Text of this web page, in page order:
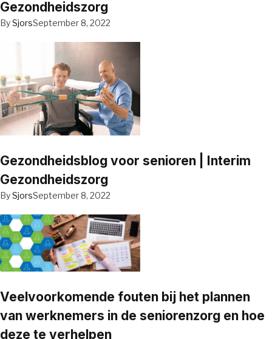
Gezondheidszorg
BySjorsSeptember 8, 2022
Gezondheidsblog voor senioren | Interim
Gezondheidszorg
BySjorsSeptember 8, 2022
Veelvoorkomende fouten bij het plannen
van werknemers in de seniorenzorg en hoe
deze te verhelpen